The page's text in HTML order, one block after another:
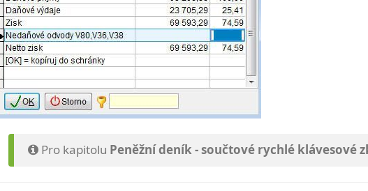
Pro kapitolu Peněžní deník - součtové rychlé klávesové